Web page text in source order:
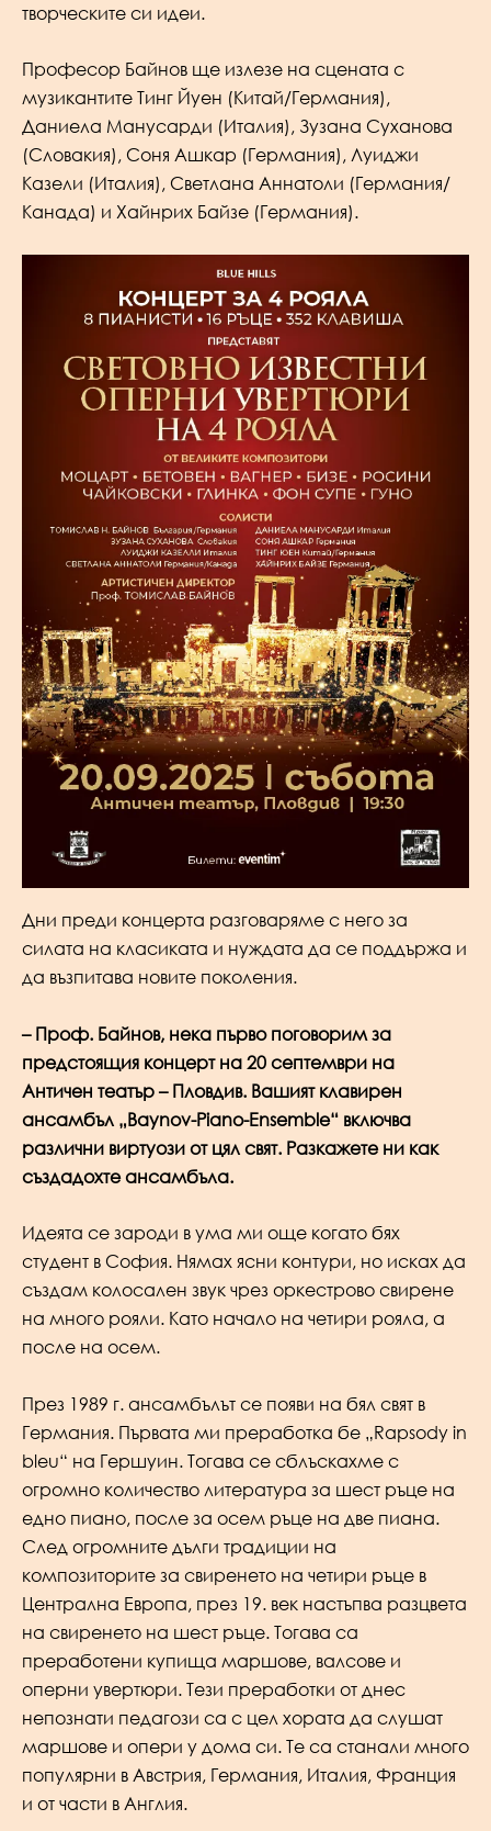
творческите си идеи.
Професор Байнов ще излезе на сцената с
музикантите Тинг Йуен (Китай/Германия),
Даниела Манусарди (Италия), Зузана Суханова
(Словакия), Соня Ашкар (Германия), Луиджи
Казели (Италия), Светлана Аннатоли (Германия/
Канада) и Хайнрих Байзе (Германия).
Дни преди концерта разговаряме с него за
силата на класиката и нуждата да се поддържа и
да възпитава новите поколения.
– Проф. Байнов, нека първо поговорим за
предстоящия концерт на 20 септември на
Античен театър – Пловдив. Вашият клавирен
ансамбъл „Baynov-Piano-Ensemble“ включва
различни виртуози от цял свят. Разкажете ни как
създадохте ансамбъла.
Идеята се зароди в ума ми още когато бях
студент в София. Нямах ясни контури, но исках да
създам колосален звук чрез оркестрово свирене
на много рояли. Като начало на четири рояла, а
после на осем.
През 1989 г. ансамбълът се появи на бял свят в
Германия. Първата ми преработка бе „Rapsody in
bleu“ на Гершуин. Тогава се сблъскахме с
огромно количество литература за шест ръце на
едно пиано, после за осем ръце на две пиана.
След огромните дълги традиции на
композиторите за свиренето на четири ръце в
Централна Европа, през 19. век настъпва разцвета
на свиренето на шест ръце. Тогава са
преработени купища маршове, валсове и
оперни увертюри. Тези преработки от днес
непознати педагози са с цел хората да слушат
маршове и опери у дома си. Те са станали много
популярни в Австрия, Германия, Италия, Франция
и от части в Англия.